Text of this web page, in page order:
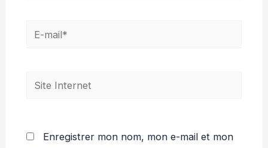
E-
Site
Enregistrer mon nom, mon e-mail et mon